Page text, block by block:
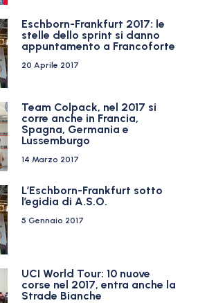
Eschborn-Frankfurt 2017: le
stelle dello sprint si danno
appuntamento a Francoforte
20 Aprile 2017
Team Colpack, nel 2017 si
corre anche in Francia,
Spagna, Germania e
Lussemburgo
14 Marzo 2017
L’Eschborn-Frankfurt sotto
l’egidia di A.S.O.
5 Gennaio 2017
UCI World Tour: 10 nuove
corse nel 2017, entra anche la
Strade Bianche